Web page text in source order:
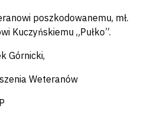
poszkodowanemu, mł.
Kuczyńskiemu „Pułko”.
Górnicki,
Weteranów